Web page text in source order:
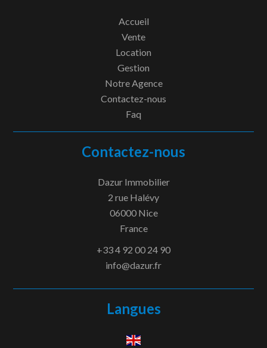
Accueil
Vente
Location
Gestion
Notre Agence
Contactez-nous
Faq
Contactez-nous
Dazur Immobilier
2 rue Halévy
06000Nice
France
+33 4 92 00 24 90
info@dazur.fr
Langues